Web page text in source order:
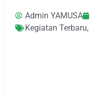
Admin YAMUSA
Kegiatan Terbaru,